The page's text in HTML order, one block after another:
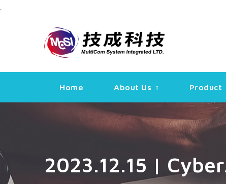
.
Home About Us Product
2023.12.15 |